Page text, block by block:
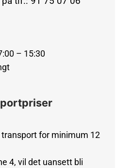
– 15:30
transport for minimum 12
4, vil det uansett bli